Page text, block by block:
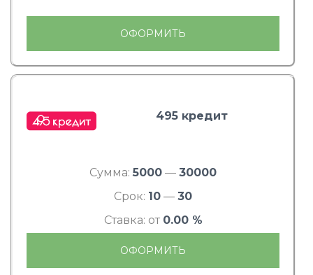
ОФОРМИТЬ
495 кредит
Сумма: 5000 — 30000
Срок: 10 — 30
Ставка: от 0.00 %
ОФОРМИТЬ